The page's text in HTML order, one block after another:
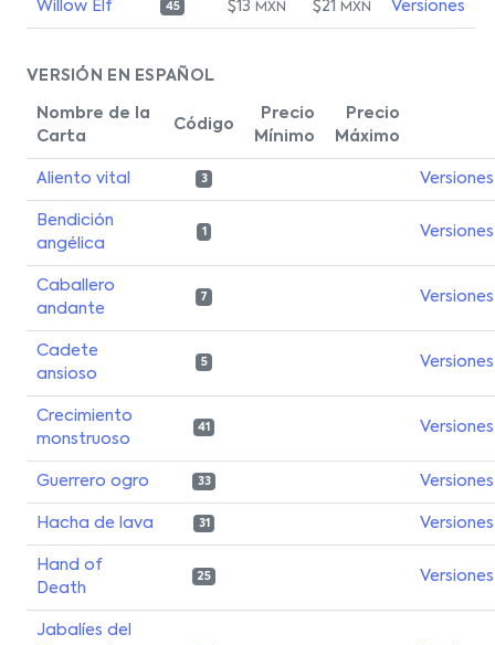
Willow Elf 45 $13 MXN $21 MXN Versiones
VERSIÓN EN ESPAÑOL
Nombre de la
Carta
Código
Precio
Mínimo
Precio
Máximo
Aliento vital 3 Versiones
Bendición
angélica
1 Versiones
Caballero
andante
7 Versiones
Cadete
ansioso
5 Versiones
Crecimiento
monstruoso
41 Versiones
Guerrero ogro 33 Versiones
Hacha de lava 31 Versiones
Hand of
Death
25 Versiones
Jabalíes del